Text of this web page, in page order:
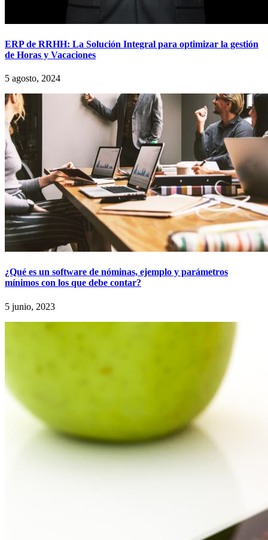
ERP de RRHH: La Solución Integral para optimizar la gestión
de Horas y Vacaciones
5 agosto, 2024
¿Qué es un software de nóminas, ejemplo y parámetros
mínimos con los que debe contar?
5 junio, 2023